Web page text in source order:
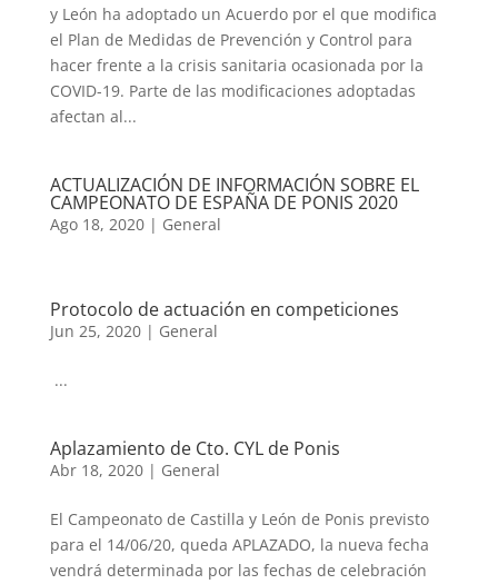
y León ha adoptado un Acuerdo por el que modifica
el Plan de Medidas de Prevención y Control para
hacer frente a la crisis sanitaria ocasionada por la
COVID-19. Parte de las modificaciones adoptadas
afectan al...
ACTUALIZACIÓN DE INFORMACIÓN SOBRE EL
CAMPEONATO DE ESPAÑA DE PONIS 2020
Ago 18, 2020| General
Protocolo de actuación en competiciones
Jun 25, 2020| General
...
Aplazamiento de Cto. CYL de Ponis
Abr 18, 2020| General
El Campeonato de Castilla y León de Ponis previsto
para el 14/06/20, queda APLAZADO, la nueva fecha
vendrá determinada por las fechas de celebración